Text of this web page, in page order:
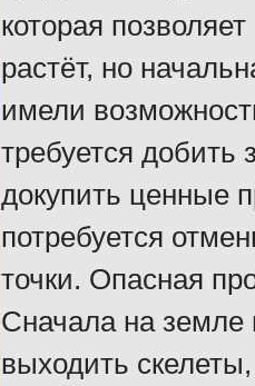
которая
растёт, но
имели
требуется добить
докупить ценные
потребуется
точки. Опасная
Сначала на земле
выходить